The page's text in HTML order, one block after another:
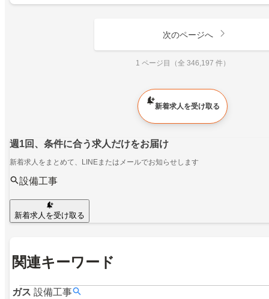
次のページへ
1 ページ目（全 346,197 件）
新着求人を受け取る
週1回、条件に合う求人だけをお届け
新着求人をまとめて、LINEまたはメールでお知らせします
設備工事
新着求人を受け取る
関連キーワード
ガス 設備工事